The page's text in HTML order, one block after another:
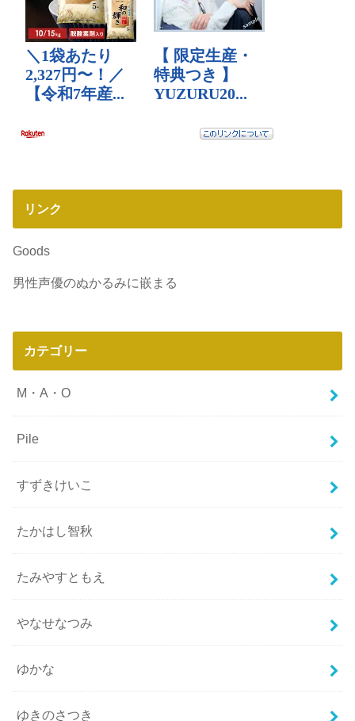
リンク
Goods
男性声優のぬかるみに嵌まる
カテゴリー
M・A・O
Pile
すずきけいこ
たかはし智秋
たみやすともえ
やなせなつみ
ゆかな
ゆきのさつき